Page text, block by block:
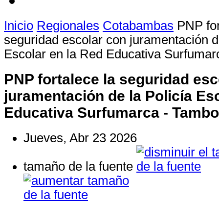
Inicio Regionales Cotabambas PNP
seguridad escolar con juramentación
Escolar en la Red Educativa
PNP fortalece la seguridad
juramentación de la Policía
Educativa Surfumarca -
Jueves, Abr 23 2026
tamaño de la fuente